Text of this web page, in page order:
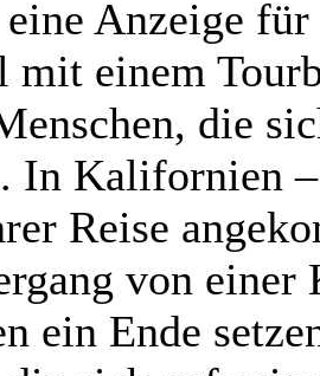
Anzeige
einem
die
In Kalifornien
Reise
von
ein Ende